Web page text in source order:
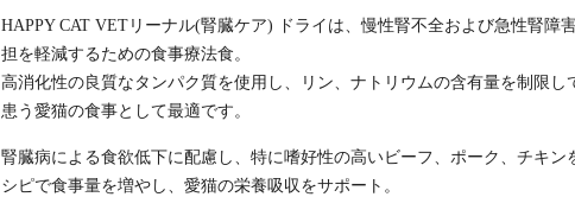
HAPPY CAT VETリーナル(腎臓ケア) ドライは、慢性腎不全および急性腎障
担を軽減するための食事療法食。
高消化性の良質なタンパク質を使用し、リン、ナトリウムの含有量を制限し
患う愛猫の食事として最適です。
腎臓病による食欲低下に配慮し、特に嗜好性の高いビーフ、ポーク、チキン
シピで食事量を増やし、愛猫の栄養吸収をサポート。